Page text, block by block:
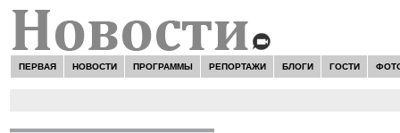
ПЕРВАЯ НОВОСТИ ПРОГРАММЫ РЕПОРТАЖИ БЛОГИ ГОСТИ